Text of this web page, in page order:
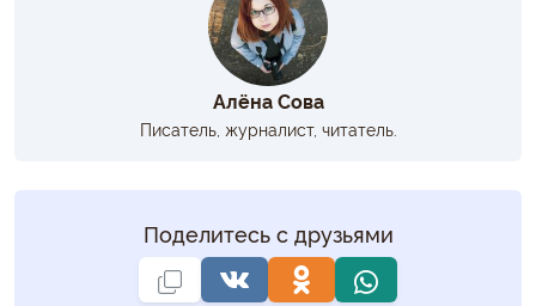
Алёна Сова
Писатель, журналист, читатель.
Поделитесь с друзьями